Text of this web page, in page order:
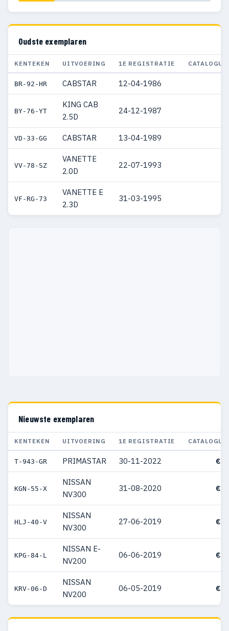
Oudste exemplaren
KENTEKEN UITVOERING 1E REGISTRATIE
BR-92-HR CABSTAR 12-04-1986
BY-76-YT
KING CAB
2.5D
24-12-1987
VD-33-GG CABSTAR 13-04-1989
VV-78-SZ
VANETTE
2.0D
22-07-1993
VF-RG-73
VANETTE E
2.3D
31-03-1995
Nieuwste exemplaren
KENTEKEN UITVOERING 1E REGISTRATIE
T-943-GR PRIMASTAR 30-11-2022 €
KGN-55-X
NISSAN
NV300
31-08-2020 €
HLJ-40-V
NISSAN
NV300
27-06-2019 €
KPG-84-L
NISSAN E-
NV200
06-06-2019 €
KRV-06-D
NISSAN
NV200
06-05-2019 €